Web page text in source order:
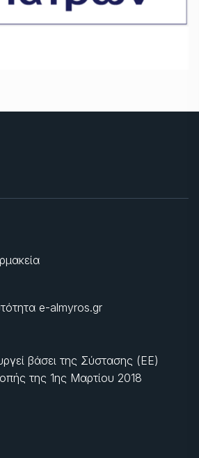
e-almyros.gr
βάσει της Σύστασης (ΕΕ)
της 1ης Μαρτίου 2018